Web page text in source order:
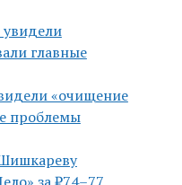
«очищение
проблемы